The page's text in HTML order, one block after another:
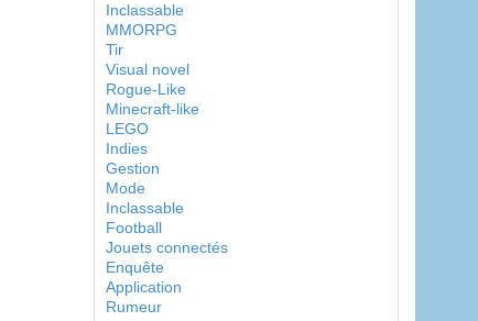
Inclassable
MMORPG
Tir
Visual novel
Rogue-Like
Minecraft-like
LEGO
Indies
Gestion
Mode
Inclassable
Football
Jouets connectés
Enquête
Application
Rumeur